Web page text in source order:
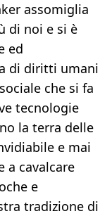
assomiglia
di noi e si è
ed
di diritti umani
che si fa
tecnologie
la terra delle
e mai
a cavalcare
e
tradizione di